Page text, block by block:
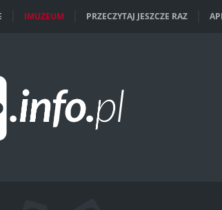
IMUZEUM PRZECZYTAJ JESZCZE RAZ